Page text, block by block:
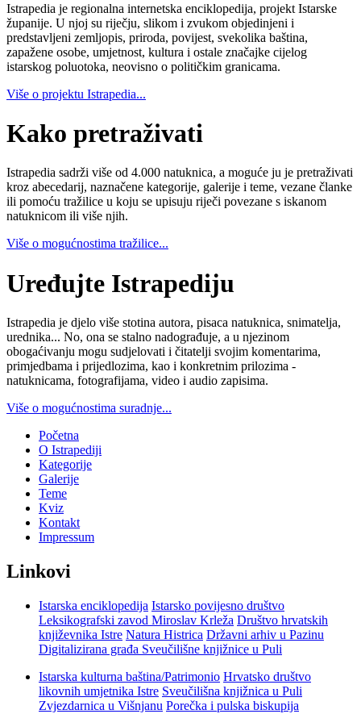
Istrapedia je regionalna internetska enciklopedija, projekt Istarske
županije. U njoj su riječju, slikom i zvukom objedinjeni i
predstavljeni zemljopis, priroda, povijest, svekolika baština,
zapažene osobe, umjetnost, kultura i ostale značajke cijelog
istarskog poluotoka, neovisno o političkim granicama.
Više o projektu Istrapedia...
Kako pretraživati
Istrapedia sadrži više od 4.000 natuknica, a moguće ju je pretraživati
kroz abecedarij, naznačene kategorije, galerije i teme, vezane članke
ili pomoću tražilice u koju se upisuju riječi povezane s iskanom
natuknicom ili više njih.
Više o mogućnostima tražilice...
Uređujte Istrapediju
Istrapedia je djelo više stotina autora, pisaca natuknica, snimatelja,
urednika... No, ona se stalno nadograđuje, a u njezinom
obogaćivanju mogu sudjelovati i čitatelji svojim komentarima,
primjedbama i prijedlozima, kao i konkretnim prilozima -
natuknicama, fotografijama, video i audio zapisima.
Više o mogućnostima suradnje...
Početna
O Istrapediji
Kategorije
Galerije
Teme
Kviz
Kontakt
Impressum
Linkovi
Istarska enciklopedija Istarsko povijesno društvo
Leksikografski zavod Miroslav Krleža Društvo hrvatskih
književnika Istre Natura Histrica Državni arhiv u Pazinu
Digitalizirana građa Sveučilišne knjižnice u Puli
Istarska kulturna baština/Patrimonio Hrvatsko društvo
likovnih umjetnika Istre Sveučilišna knjižnica u Puli
Zvjezdarnica u Višnjanu Porečka i pulska biskupija